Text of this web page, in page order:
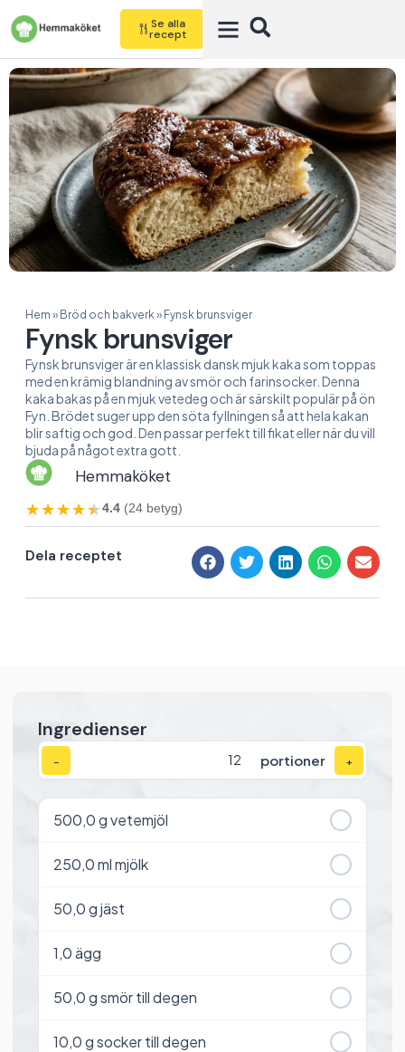
Se alla
recept
Hem » Bröd och bakverk» Fynsk brunsviger
Fynsk brunsviger
Fynsk brunsviger är en klassisk dansk mjuk kaka som toppas
med en krämig blandning av smör och farinsocker. Denna
kaka bakas på en mjuk vetedeg och är särskilt populär på ön
Fyn. Brödet suger upp den söta fyllningen så att hela kakan
blir saftig och god. Den passar perfekt till fikat eller när du vill
bjuda på något extra gott.
Hemmaköket
★★★★★
★★★★★4.4 (24 betyg)
Dela receptet
Ingredienser
− portioner +
500,0g vetemjöl
250,0ml mjölk
50,0g jäst
1,0ägg
50,0g smör till degen
10,0g socker till degen